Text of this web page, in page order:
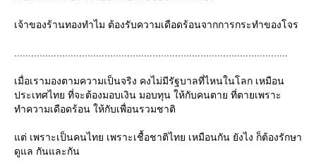
เจ้าของร้านทองทำไม ต้องรับความเดือดร้อนจากการกระทำของโจร
เมื่อเรามองตามความเป็นจริง คงไม่มีรัฐบาลที่ไหนในโลก เหมือน
ประเทศไทย ที่จะต้องมอบเงิน มอบทุน ให้กับคนตาย ที่ตายเพราะ
ทำความเดือดร้อน ให้กับเพื่อนรวมชาติ
ต่ เพราะเป็นคนไทย เพราะเชื้อชาติไทย เหมือนกัน ยังไง ก็ต้องรักษา
ดูแล กันและกัน